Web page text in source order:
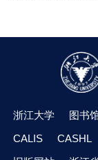
浙江大学 图书
CALIS
CASHL